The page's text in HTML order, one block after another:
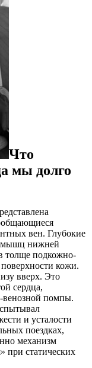
Что
мы долго
вен. Глубокие
мышц нижней
толще подкожно-
кожи.
вверх. Это
сердца,
помпы.
и усталости
поездках,
механизм
при статических